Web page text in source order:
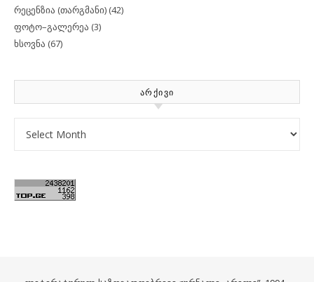
რეცენზია (თარგმანი) (42)
ფოტო–გალერეა (3)
ხსოვნა (67)
ᲐᲠᲥᲘᲕᲘ